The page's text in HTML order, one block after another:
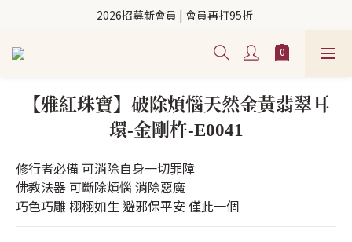
2026招募新會員 | 會員再打95折
【雅紅珠寶】破除煩惱天然金黃翡翠耳
環-金剛杵-E0041
修行者必備 可消除自身一切罪障
佛教法器 可斷除煩惱 消除惡魔
巧色巧雕 栩栩如生 避邪保平安 僅此一個